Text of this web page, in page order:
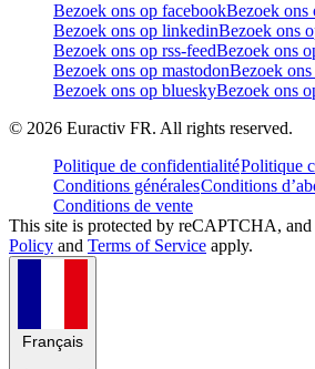
Bezoek ons op facebookBezoek ons
Bezoek ons op linkedinBezoek ons
Bezoek ons op rss-feedBezoek ons
Bezoek ons op mastodonBezoek
Bezoek ons op blueskyBezoek ons
© 2026 Euractiv FR. All rights reserved.
Politique de confidentialitéPolitique
Conditions généralesConditions
Conditions de vente
This site is protected by reCAPTCHA,
Policy and Terms of Service apply.
Français